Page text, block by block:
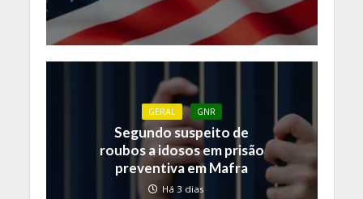
GERAL GNR
Segundo suspeito de
roubos a idosos em prisão
preventiva em Mafra
Há 3 dias